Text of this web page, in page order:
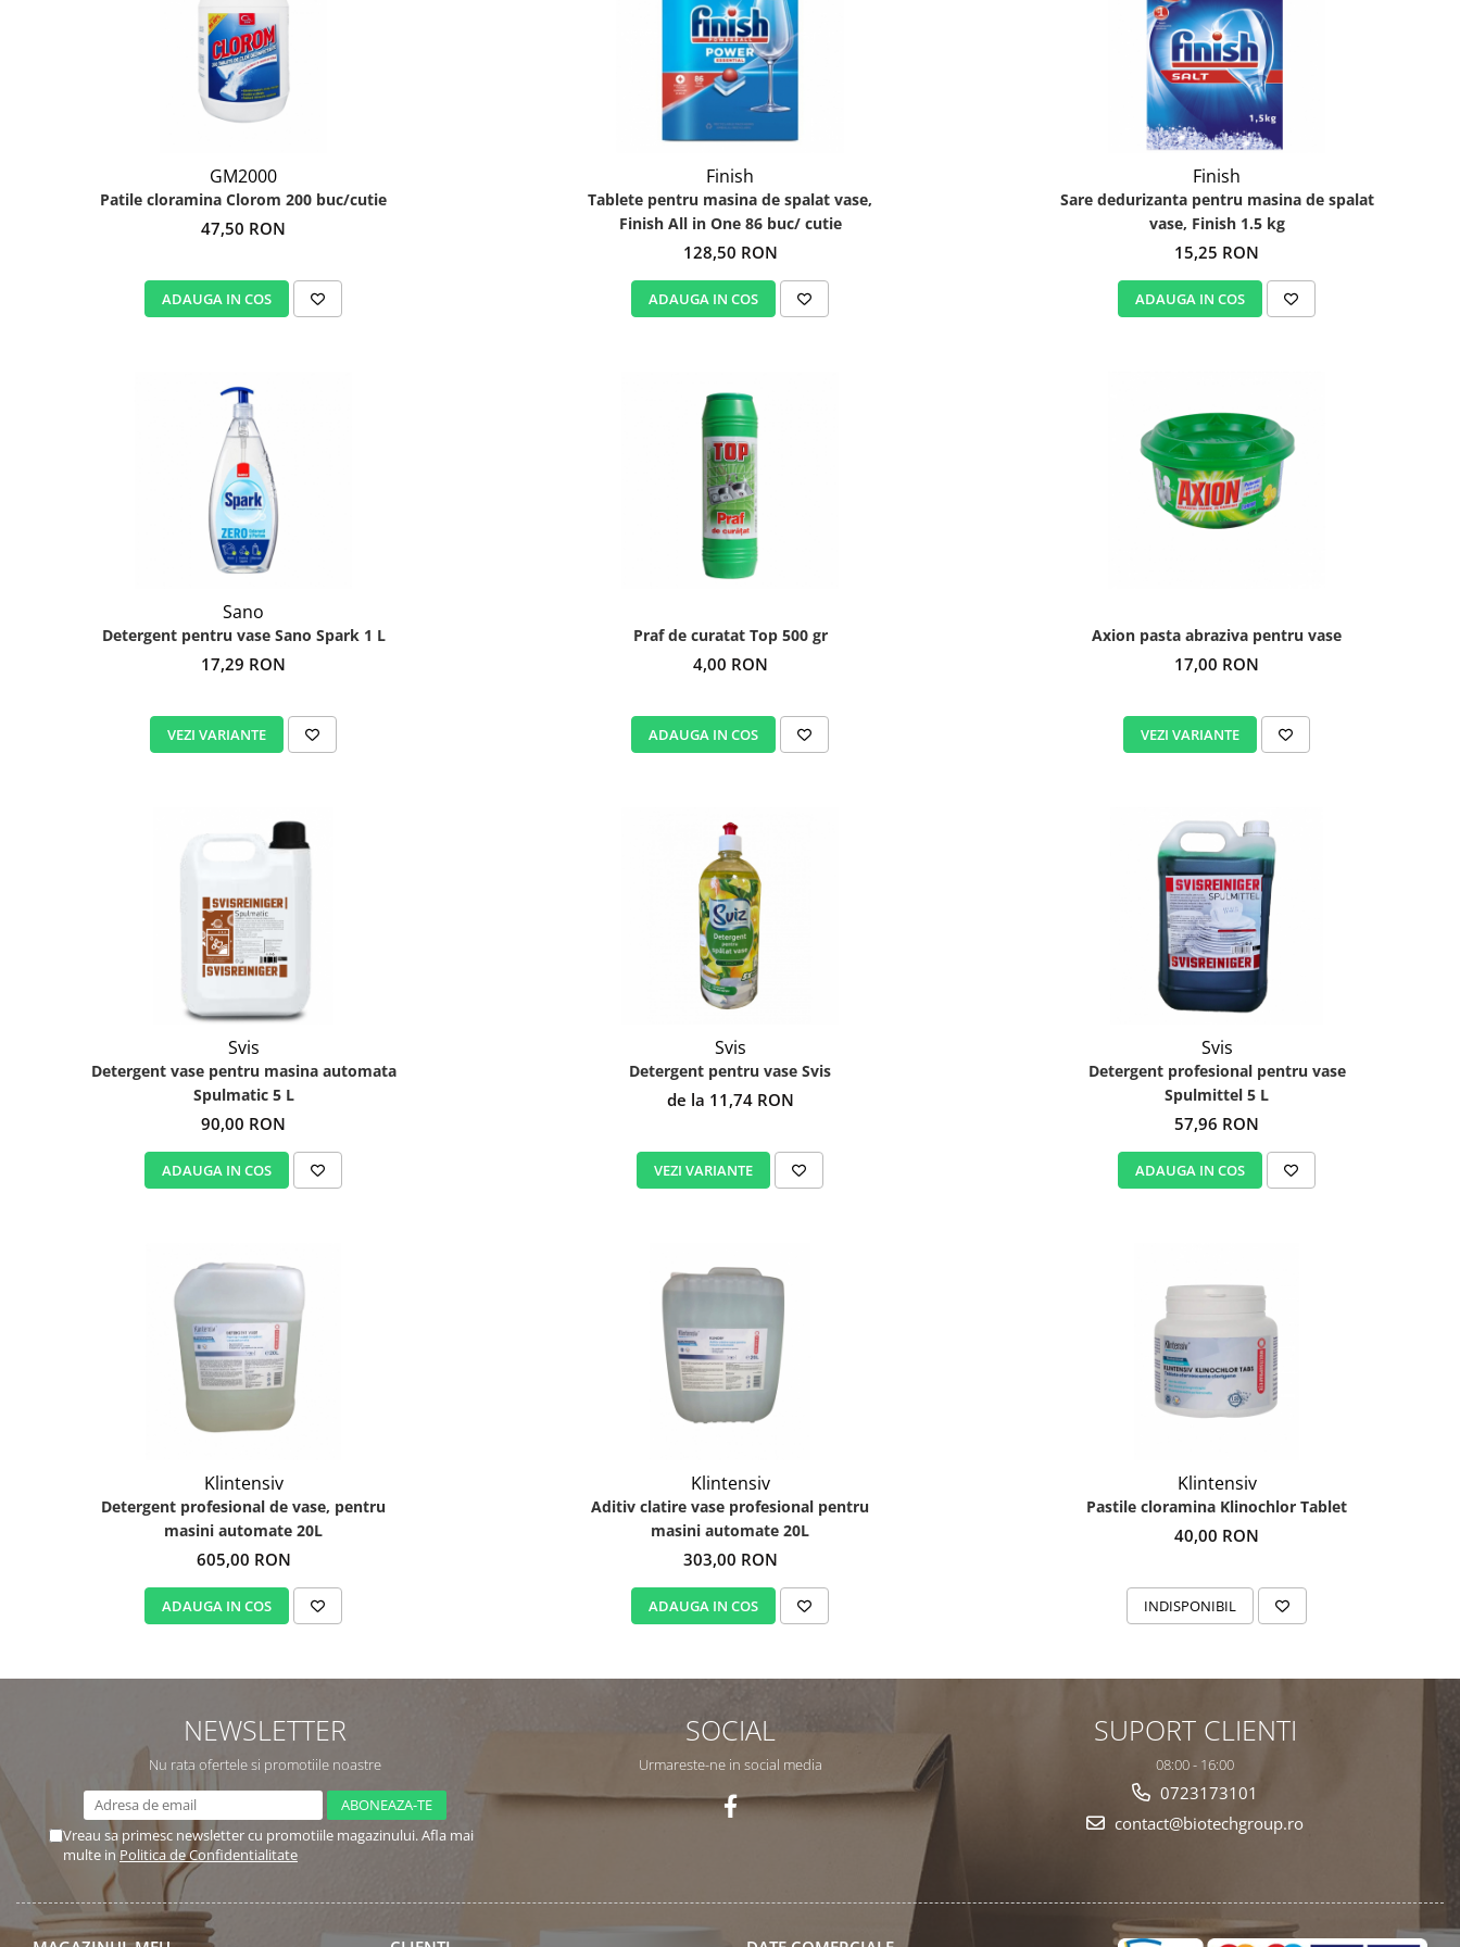
GM2000
Patile cloramina Clorom 200 buc/cutie
47,50 RON
ADAUGA IN COS
Finish
Tablete pentru masina de spalat vase,
Finish All in One 86 buc/ cutie
128,50 RON
ADAUGA IN COS
Finish
Sare dedurizanta pentru masina de spalat
vase, Finish 1.5 kg
15,25 RON
ADAUGA IN COS
Sano
Detergent pentru vase Sano Spark 1 L
17,29 RON
VEZI VARIANTE
Praf de curatat Top 500 gr
4,00 RON
ADAUGA IN COS
Axion pasta abraziva pentru vase
17,00 RON
VEZI VARIANTE
Svis
Detergent vase pentru masina automata
Spulmatic 5 L
90,00 RON
ADAUGA IN COS
Svis
Detergent pentru vase Svis
de la 11,74 RON
VEZI VARIANTE
Svis
Detergent profesional pentru vase
Spulmittel 5 L
57,96 RON
ADAUGA IN COS
Klintensiv
Detergent profesional de vase, pentru
masini automate 20L
605,00 RON
ADAUGA IN COS
Klintensiv
Aditiv clatire vase profesional pentru
masini automate 20L
303,00 RON
ADAUGA IN COS
Klintensiv
Pastile cloramina Klinochlor Tablet
40,00 RON
INDISPONIBIL
NEWSLETTER
Nu rata ofertele si promotiile noastre
Vreau sa primesc newsletter cu promotiile magazinului. Afla mai
multe in Politica de Confidentialitate
SOCIAL
Urmareste-ne in social media
SUPORT CLIENTI
08:00 - 16:00
0723173101
contact@biotechgroup.ro